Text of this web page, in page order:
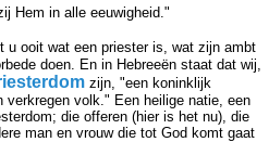
Hem in alle eeuwigheid."
u ooit wat een priester is, wat zijn ambt
doen. En in Hebreeën staat dat wij,
zijn, "een koninklijk
verkregen volk." Een heilige natie, een
die offeren (hier is het nu), die
man en vrouw die tot God komt gaat